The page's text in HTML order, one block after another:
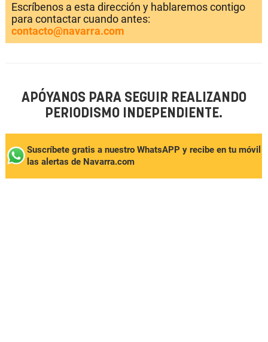
Escríbenos a esta dirección y hablaremos contigo
para contactar cuando antes:
contacto@navarra.com
APÓYANOS PARA SEGUIR REALIZANDO
PERIODISMO INDEPENDIENTE.
Suscríbete gratis a nuestro WhatsAPP y recibe en tu móvil
las alertas de Navarra.com